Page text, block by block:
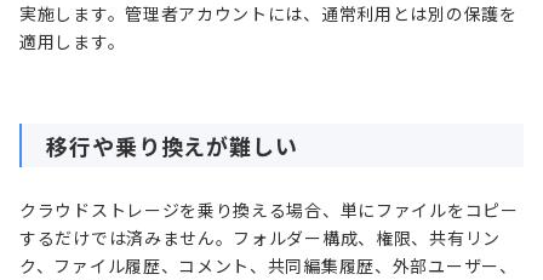
実施します。管理者アカウントには、通常利用とは別の保護を
適用します。
移行や乗り換えが難しい
クラウドストレージを乗り換える場合、単にファイルをコピー
するだけでは済みません。フォルダー構成、権限、共有リン
ク、ファイル履歴、コメント、共同編集履歴、外部ユーザー、